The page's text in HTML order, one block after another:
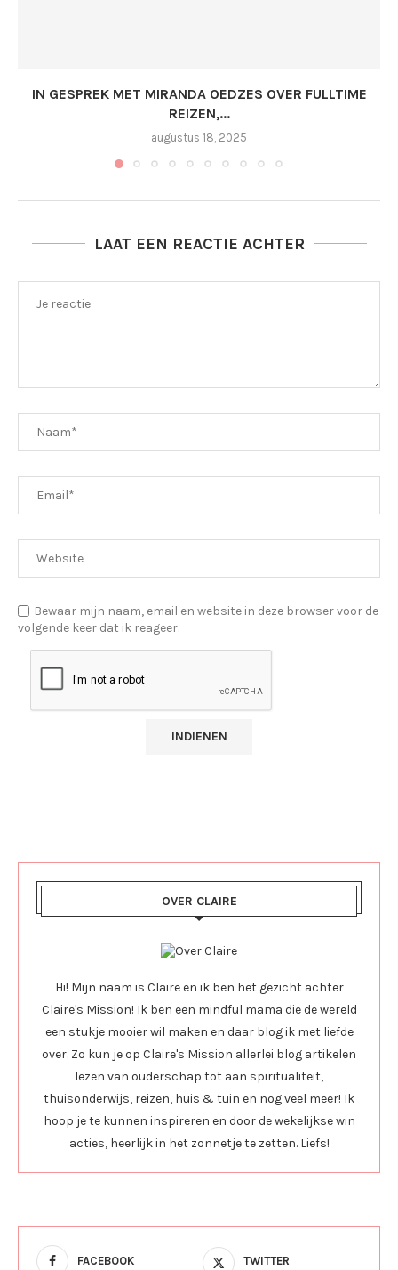
IN GESPREK MET MIRANDA OEDZES OVER FULLTIME
REIZEN,...
augustus 18, 2025
LAAT EEN REACTIE ACHTER
Bewaar mijn naam, email en website in deze browser voor de
volgende keer dat ik reageer.
OVER CLAIRE
Hi! Mijn naam is Claire en ik ben het gezicht achter
Claire's Mission! Ik ben een mindful mama die de wereld
een stukje mooier wil maken en daar blog ik met liefde
over. Zo kun je op Claire's Mission allerlei blog artikelen
lezen van ouderschap tot aan spiritualiteit,
thuisonderwijs, reizen, huis & tuin en nog veel meer! Ik
hoop je te kunnen inspireren en door de wekelijkse win
acties, heerlijk in het zonnetje te zetten. Liefs!
FACEBOOK TWITTER